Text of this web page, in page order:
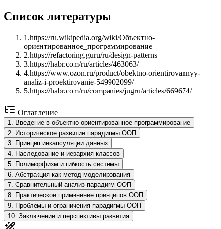
Список литературы
1 .https://ru.wikipedia.org/wiki/Объектно-
ориентированное_программирование
2.https://refactoring.guru/ru/design-patterns
3.https://habr.com/ru/articles/463063/
4.https://www.ozon.ru/product/obektno-orientirovannyy-
analiz-i-proektirovanie-549902099/
5.https://habr.com/ru/companies/jugru/articles/669674/
Оглавление
1
Введение в объектно-ориентированное программирование
2
Историческое развитие парадигмы ООП
3
Принцип инкапсуляции данных
4
Наследование и иерархия классов
5
Полиморфизм и гибкость системы
6 Абстракция как метод моделирования
7 Сравнительный анализ парадигм ООП
8
Практическое применение принципов ООП
9
Проблемы и ограничения парадигмы ООП
10 Заключение и перспективы развития